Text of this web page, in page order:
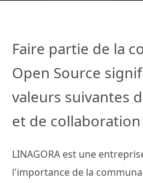
Faire partie de la
Open Source
valeurs suivantes
et de collaboration
LINAGORA est une
l'importance de la